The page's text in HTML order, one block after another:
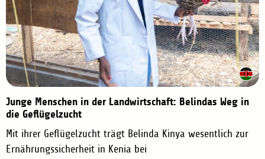
Junge Menschen in der Landwirtschaft: Belindas Weg in
die Geflügelzucht
Mit ihrer Geflügelzucht trägt Belinda Kinya wesentlich zur
Ernährungssicherheit in Kenia bei